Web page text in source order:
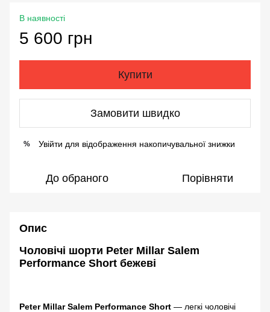
В наявності
5 600 грн
Купити
Замовити швидко
% Увійти для відображення накопичувальної знижки
До обраного Порівняти
Опис
Чоловічі шорти Peter Millar Salem
Performance Short бежеві
Peter Millar Salem Performance Short — легкі чоловічі